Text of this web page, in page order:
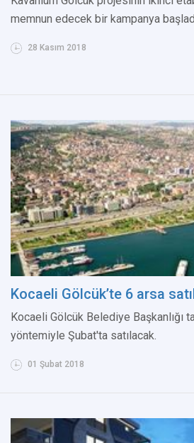
memnun edecek bir kampanya
28 Kasım 2018
Kocaeli Gölcük’te 6 arsa
Kocaeli Gölcük Belediye Başkanlığı
yöntemiyle Şubat'ta satılacak.
01 Şubat 2018